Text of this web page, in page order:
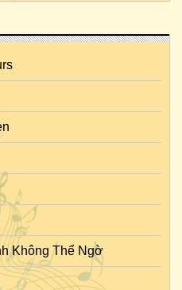
Không Thể Ngờ